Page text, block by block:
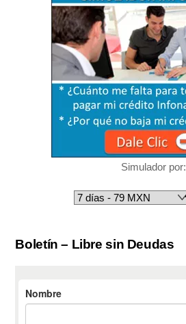
Simulador por:
Boletín – Libre sin Deudas